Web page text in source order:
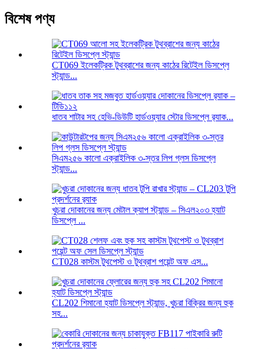
বিশেষ পণ্য
CT069 ইলেকট্রিক টুথব্রাশের জন্য কাঠের রিটেইল ডিসপ্লে
স্ট্যান্ড...
ধাতব শাটার সহ হেভি-ডিউটি ​​হার্ডওয়্যার স্টোর ডিসপ্লে র‍্যাক...
সিএম২৫৬ কালো এক্রাইলিক ৩-স্তর লিপ গ্লস ডিসপ্লে
স্ট্যান্ড...
খুচরা দোকানের জন্য মেটাল ক্যাপ স্ট্যান্ড – সিএল২০৩ হ্যাট
ডিসপ্লে ...
CT028 কাস্টম টুথপেস্ট ও টুথব্রাশ পয়েন্ট অফ এস...
CL202 শিমানো হ্যাট ডিসপ্লে স্ট্যান্ড, খুচরা বিক্রির জন্য হুক
সহ...